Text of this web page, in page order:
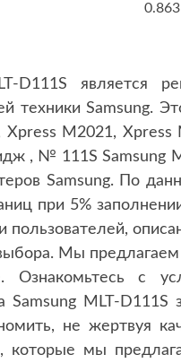
0.863
является
Samsung.
Xpress M2021,
, № 111S Samsung
Samsung. По
при 5%
пользователей,
Мы
Ознакомьтесь с
MLT-D111S
не жертвуя
мы